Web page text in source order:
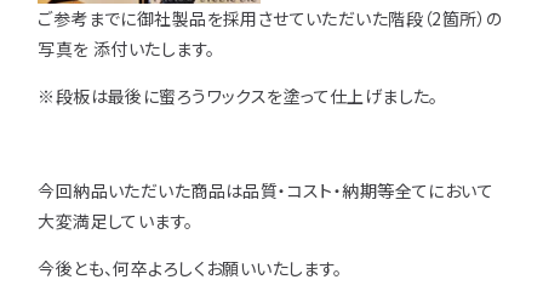
ご参考までに御社製品を採用させていただいた階段（2箇所）の
写真を 添付いたします。
※段板は最後に蜜ろうワックスを塗って仕上げました。
今回納品いただいた商品は品質・コスト・納期等全てにおいて
大変満足しています。
今後とも、何卒よろしくお願いいたします。